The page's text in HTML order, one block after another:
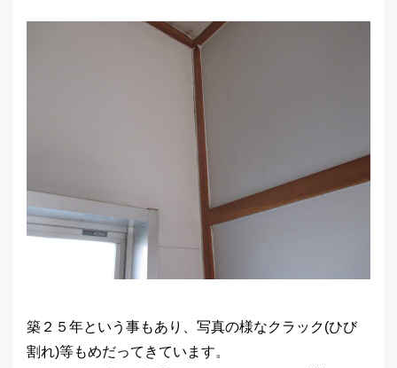
築２５年という事もあり、写真の様なクラック(ひび
割れ)等もめだってきています。